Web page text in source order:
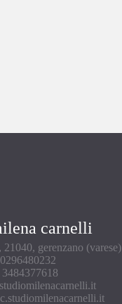
carnelli
21040, gerenzano (varese)